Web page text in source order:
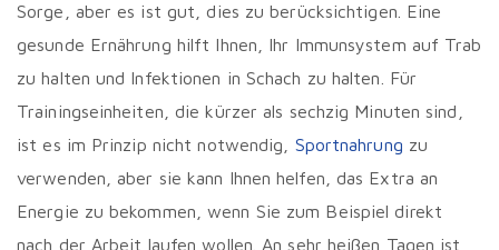
Sorge, aber es ist gut, dies zu berücksichtigen. Eine
gesunde Ernährung hilft Ihnen, Ihr Immunsystem auf Trab
zu halten und Infektionen in Schach zu halten. Für
Trainingseinheiten, die kürzer als sechzig Minuten sind,
ist es im Prinzip nicht notwendig, Sportnahrung zu
verwenden, aber sie kann Ihnen helfen, das Extra an
Energie zu bekommen, wenn Sie zum Beispiel direkt
nach der Arbeit laufen wollen. An sehr heißen Tagen ist